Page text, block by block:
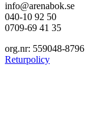
info@arenabok.se
040-10 92 50
0709-69 41 35
org.nr: 559048-8796
Returpolicy